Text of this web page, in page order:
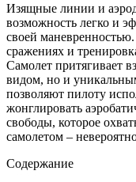
Изящные линии и
возможность легко и
своей
сражениях и
Самолет притягивает
видом, но и
позволяют пилоту
жонглировать
свободы, которое
самолетом –
Содержание